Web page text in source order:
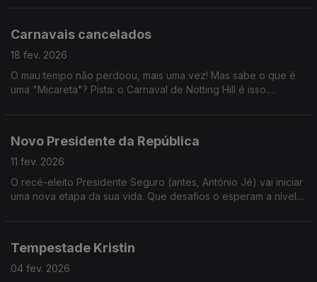
Carnavais cancelados
18 fev. 2026
O mau tempo não perdoou, mais uma vez! Mas sabe o que é
uma "Micareta"? Pista: o Carnaval de Notting Hill é isso.
Novo Presidente da República
11 fev. 2026
O recé-eleito Presidente Seguro (antes, António Jé) vai iniciar
uma nova etapa da sua vida. Que desafios o esperam a nível
Tempestade Kristin
04 fev. 2026